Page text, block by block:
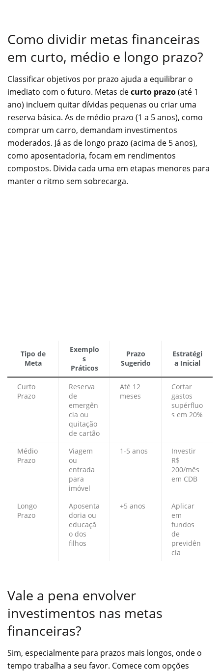
Como dividir metas financeiras
em curto, médio e longo prazo?
Classificar objetivos por prazo ajuda a equilibrar o
imediato com o futuro. Metas decurto prazo(até 1
ano) incluem quitar dívidas pequenas ou criar uma
reserva básica. As de médio prazo (1 a 5 anos), como
comprar um carro, demandam investimentos
moderados. Já as de longo prazo (acima de 5 anos),
como aposentadoria, focam em rendimentos
compostos. Divida cada uma em etapas menores para
manter o ritmo sem sobrecarga.
Tipo de
Meta
Exemplo
s
Práticos
Prazo
Sugerido
Estratégi
a Inicial
Curto
Prazo
Reserva
de
emergên
cia ou
quitação
de cartão
Até 12
meses
Cortar
gastos
supérfluo
s em 20%
Médio
Prazo
Viagem
ou
entrada
para
imóvel
1-5 anos
Investir
R$
200/mês
em CDB
Longo
Prazo
Aposenta
doria ou
educaçã
o dos
filhos
+5 anos
Aplicar
em
fundos
de
previdên
cia
Vale a pena envolver
investimentos nas metas
financeiras?
Sim, especialmente para prazos mais longos, onde o
tempo trabalha a seu favor. Comece com opções